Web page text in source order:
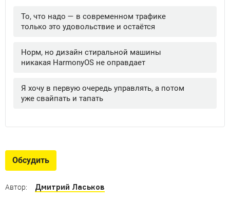
Обсудить
Автор: Дмитрий Ласьков